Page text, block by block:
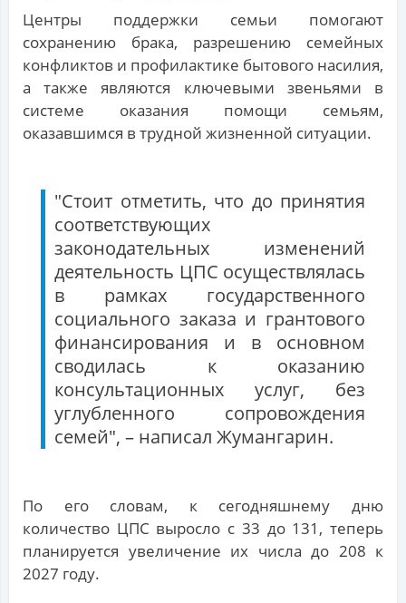
Центры поддержки семьи помогают
сохранению брака, разрешению семейных
конфликтов и профилактике бытового насилия,
а также являются ключевыми звеньями в
системе оказания помощи семьям,
оказавшимся в трудной жизненной ситуации.
"Стоит отметить, что до принятия
соответствующих
законодательных изменений
деятельность ЦПС осуществлялась
в рамках государственного
социального заказа и грантового
финансирования и в основном
сводилась к оказанию
консультационных услуг, без
углубленного сопровождения
семей", – написал Жумангарин.
По его словам, к сегодняшнему дню
количество ЦПС выросло с 33 до 131, теперь
планируется увеличение их числа до 208 к
2027 году.